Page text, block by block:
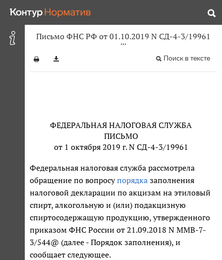
Письмо ФНС РФ от 01.10.2019 N СД-4-3/19961
Поиск в тексте
ФЕДЕРАЛЬНАЯ НАЛОГОВАЯ СЛУЖБА
ПИСЬМО
от 1 октября 2019 г. N СД-4-3/19961
Федеральная налоговая служба рассмотрела
обращение по вопросупорядка заполнения
налоговой декларации по акцизам на этиловый
спирт, алкогольную и (или) подакцизную
спиртосодержащую продукцию, утвержденного
приказом ФНС России от 21.09.2018 N ММВ-7-
3/544@ (далее - Порядок заполнения), и
сообщает следующее.